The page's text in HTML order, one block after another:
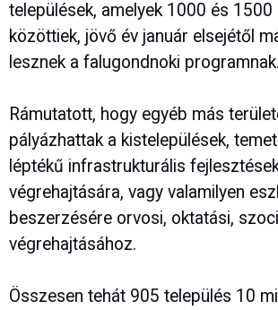
települések, amelyek 1000 és 1500
közöttiek, jövő év január elsejétől
lesznek a falugondnoki programnak.
Rámutatott, hogy egyéb más
pályázhattak a kistelepülések,
léptékű infrastrukturális
végrehajtására, vagy valamilyen
beszerzésére orvosi, oktatási,
végrehajtásához.
Összesen tehát 905 település 10